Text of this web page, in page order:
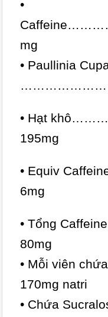
•
mg
• Paullinia
• Hạt
195mg
• Equiv
6mg
• Tổng
80mg
• Mỗi
170mg natri
• Chứa